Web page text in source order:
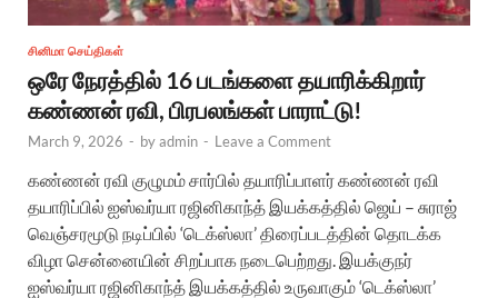
சினிமா செய்திகள்
ஒரே நேரத்தில் 16 படங்களை தயாரிக்கிறார்
கண்ணன் ரவி, பிரபலங்கள் பாராட்டு!
March 9, 2026 - byadmin - Leave a Comment
கண்ணன் ரவி குழுமம் சார்பில் தயாரிப்பாளர் கண்ணன் ரவி
தயாரிப்பில் ஐஸ்வர்யா ரஜினிகாந்த் இயக்கத்தில் ஜெய் – சுராஜ்
வெஞ்சரமூடு நடிப்பில் ‘டெக்ஸ்லா’ திரைப்படத்தின் தொடக்க
விழா சென்னையின் சிறப்பாக நடைபெற்றது. இயக்குநர்
ஐஸ்வர்யா ரஜினிகாந்த் இயக்கத்தில் உருவாகும் ‘டெக்ஸ்லா’